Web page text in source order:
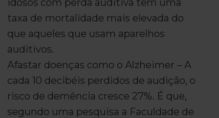
taxa de mortalidade mais elevada do
que aqueles que usam aparelhos
auditivos.
Afastar doenças como o Alzheimer – A
cada 10 decibéis perdidos de audição, o
risco de demência cresce 27%. É que,
segundo uma pesquisa a Faculdade de